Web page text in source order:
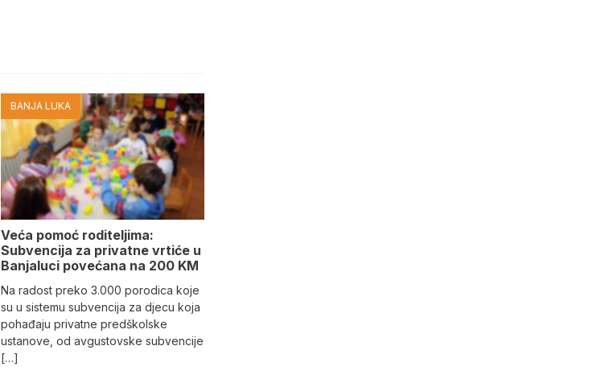
BANJA LUKA
Veća pomoć roditeljima:
Subvencija za privatne vrtiće u
Banjaluci povećana na 200 KM
Na radost preko 3.000 porodica koje
su u sistemu subvencija za djecu koja
pohađaju privatne predškolske
ustanove, od avgustovske subvencije
[…]